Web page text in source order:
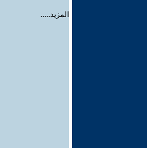
المزيد.....